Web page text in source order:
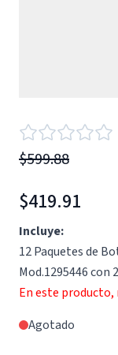
$599.88
$419.91
Incluye:
12 Paquetes de
Mod.1295446 con
En este producto,
Agotado